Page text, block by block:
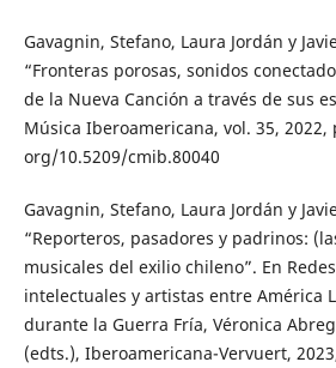
Gavagnin, Stefano, Laura Jordán y
“Fronteras porosas, sonidos
de la Nueva Canción a través de sus
Música Iberoamericana, vol. 35,
org/10.5209/cmib.80040
Gavagnin, Stefano, Laura Jordán y
“Reporteros, pasadores y padrinos:
musicales del exilio chileno”. En
intelectuales y artistas entre América
durante la Guerra Fría, Véronica
(edts.), Iberoamericana-Vervuert,